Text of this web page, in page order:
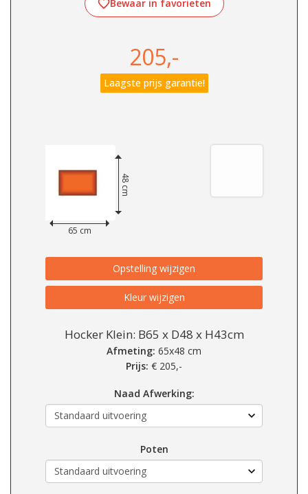
Bewaar in favorieten
205,-
Laagste prijs garantie!
65 cm
48 cm
Opstelling wijzigen
Kleur wijzigen
Hocker Klein: B65 x D48 x H43cm
Afmeting: 65x48 cm
Prijs: € 205,-
Naad Afwerking:
Poten